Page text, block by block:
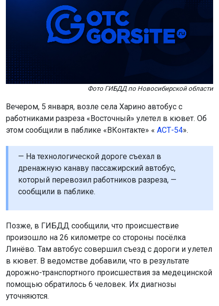
Фото ГИБДД по Новосибирской области
Вечером, 5 января, возле села Харино автобус с
работниками разреза «Восточный» улетел в кювет. Об
этом сообщили в паблике «ВКонтакте» « АСТ-54».
— На технологической дороге съехал в
дренажную канаву пассажирский автобус,
который перевозил работников разреза, —
сообщили в паблике.
Позже, в ГИБДД сообщили, что происшествие
произошло на 26 километре со стороны посёлка
Линёво. Там автобус совершил съезд с дороги и улетел
в кювет. В ведомстве добавили, что в результате
дорожно-транспортного происшествия за медецинской
помощью обратилось 6 человек. Их диагнозы
уточняются.